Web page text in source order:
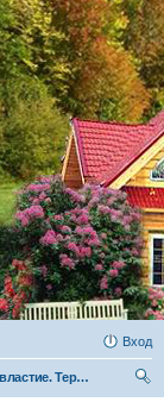
Вход
Народовластие. Территориальные громады (общины). Народная (некоммерческая) экономика